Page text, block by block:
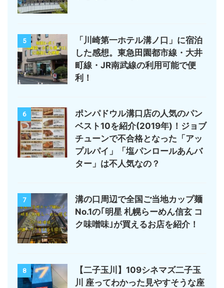
5
「川崎第一ホテル溝ノ口」に宿泊
した感想。東急田園都市線・大井
町線・JR南武線の利用可能で便
利！
6
ポンパドウル溝口店の人気のパン
ベスト10を紹介(2019年)！ジョブ
チューンで不合格となった「アッ
プルパイ」「塩パンロールあんバ
ター」は不人気なの？
7
溝の口周辺で全国ご当地カップ麺
No.1の｢明星 札幌らーめん信玄 コ
ク味噌味｣が買えるお店を紹介！
8
【二子玉川】109シネマズ二子玉
川 座ってわかった見やすそうな座